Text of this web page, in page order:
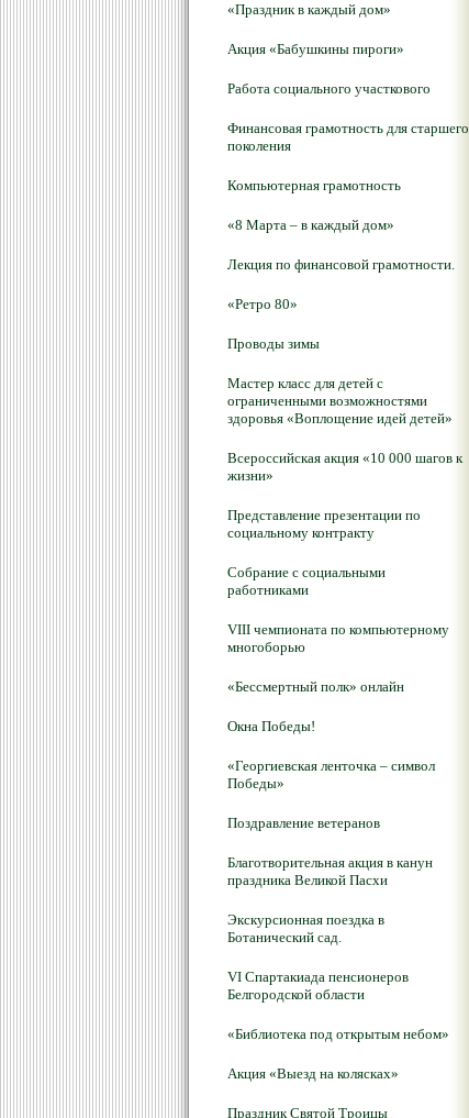
«Праздник в каждый дом»
Акция «Бабушкины пироги»
Работа социального участкового
Финансовая грамотность для старшего
поколения
Компьютерная грамотность
«8 Марта – в каждый дом»
Лекция по финансовой грамотности.
«Ретро 80»
Проводы зимы
Мастер класс для детей с
ограниченными возможностями
здоровья «Воплощение идей детей»
Всероссийская акция «10 000 шагов к
жизни»
Представление презентации по
социальному контракту
Собрание с социальными
работниками
VIII чемпионата по компьютерному
многоборью
«Бессмертный полк» онлайн
Окна Победы!
«Георгиевская ленточка – символ
Победы»
Поздравление ветеранов
Благотворительная акция в канун
праздника Великой Пасхи
Экскурсионная поездка в
Ботанический сад.
VI Спартакиада пенсионеров
Белгородской области
«Библиотека под открытым небом»
Акция «Выезд на колясках»
Праздник Святой Троицы